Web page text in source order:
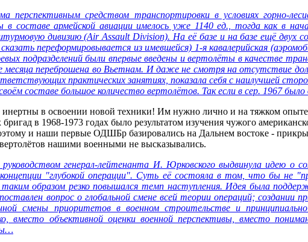
перспективным средством транспортировки в условиях горно-
в составе армейской авиации имелось уже 1140 ед., тогда как в
дивизию (Air Assault Division). На её базе и на базе ещё двух
переформировывается из имевшейся) 1-я кавалерийская
подразделений были впервые введены и вертолёты в качестве
месяца переброшена во Вьетнам. И даже не смотря на отсутствие
практических занятиях, показала себя с наилучшей
составе большое количество вертолётов. Так если в сер. 1967
в освоении новой техники! Им нужно лично и на тяжком опыте
в 1968-1973 годах было результатом изучения чужого
и наши первые ОДШБр базировались на Дальнем востоке -
нашими военными не высказывались.
генерал-лейтенанта И. Юрковского выдвинула идею о
"глубокой операции". Суть её состояла в том, что бы не
образом резко повышался темп наступления. Идея была
вопрос о глобальной смене всей теории операций; создании
смены приоритетов в военном строительстве и
вместо объективной оценки военной перспективы, вместо